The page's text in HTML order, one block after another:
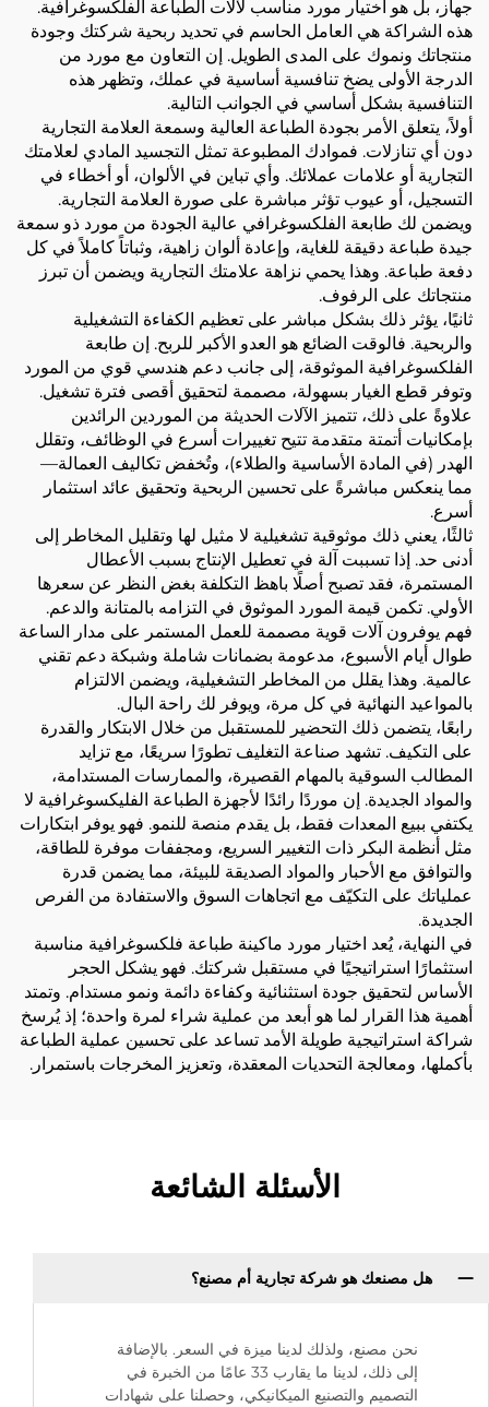
جهاز، بل هو اختيار مورد مناسب لآلات الطباعة الفلكسوغرافية.
هذه الشراكة هي العامل الحاسم في تحديد ربحية شركتك وجودة
منتجاتك ونموك على المدى الطويل. إن التعاون مع مورد من
الدرجة الأولى يضخ تنافسية أساسية في عملك، وتظهر هذه
التنافسية بشكل أساسي في الجوانب التالية.
أولاً، يتعلق الأمر بجودة الطباعة العالية وسمعة العلامة التجارية
دون أي تنازلات. فموادك المطبوعة تمثل التجسيد المادي لعلامتك
التجارية أو علامات عملائك. وأي تباين في الألوان، أو أخطاء في
التسجيل، أو عيوب تؤثر مباشرة على صورة العلامة التجارية.
ويضمن لك طابعة الفلكسوغرافي عالية الجودة من مورد ذو سمعة
جيدة طباعة دقيقة للغاية، وإعادة ألوان زاهية، وثباتاً كاملاً في كل
دفعة طباعة. وهذا يحمي نزاهة علامتك التجارية ويضمن أن تبرز
منتجاتك على الرفوف.
ثانيًا، يؤثر ذلك بشكل مباشر على تعظيم الكفاءة التشغيلية
والربحية. فالوقت الضائع هو العدو الأكبر للربح. إن طابعة
الفلكسوغرافية الموثوقة، إلى جانب دعم هندسي قوي من المورد
وتوفر قطع الغيار بسهولة، مصممة لتحقيق أقصى فترة تشغيل.
علاوةً على ذلك، تتميز الآلات الحديثة من الموردين الرائدين
بإمكانيات أتمتة متقدمة تتيح تغييرات أسرع في الوظائف، وتقلل
الهدر (في المادة الأساسية والطلاء)، وتُخفض تكاليف العمالة—
مما ينعكس مباشرةً على تحسين الربحية وتحقيق عائد استثمار
أسرع.
ثالثًا، يعني ذلك موثوقية تشغيلية لا مثيل لها وتقليل المخاطر إلى
أدنى حد. إذا تسببت آلة في تعطيل الإنتاج بسبب الأعطال
المستمرة، فقد تصبح أصلًا باهظ التكلفة بغض النظر عن سعرها
الأولي. تكمن قيمة المورد الموثوق في التزامه بالمتانة والدعم.
فهم يوفرون آلات قوية مصممة للعمل المستمر على مدار الساعة
طوال أيام الأسبوع، مدعومة بضمانات شاملة وشبكة دعم تقني
عالمية. وهذا يقلل من المخاطر التشغيلية، ويضمن الالتزام
بالمواعيد النهائية في كل مرة، ويوفر لك راحة البال.
رابعًا، يتضمن ذلك التحضير للمستقبل من خلال الابتكار والقدرة
على التكيف. تشهد صناعة التغليف تطورًا سريعًا، مع تزايد
المطالب السوقية بالمهام القصيرة، والممارسات المستدامة،
والمواد الجديدة. إن موردًا رائدًا لأجهزة الطباعة الفليكسوغرافية لا
يكتفي ببيع المعدات فقط، بل يقدم منصة للنمو. فهو يوفر ابتكارات
مثل أنظمة البكر ذات التغيير السريع، ومجففات موفرة للطاقة،
والتوافق مع الأحبار والمواد الصديقة للبيئة، مما يضمن قدرة
عملياتك على التكيّف مع اتجاهات السوق والاستفادة من الفرص
الجديدة.
في النهاية، يُعد اختيار مورد ماكينة طباعة فلكسوغرافية مناسبة
استثمارًا استراتيجيًا في مستقبل شركتك. فهو يشكل الحجر
الأساس لتحقيق جودة استثنائية وكفاءة دائمة ونمو مستدام. وتمتد
أهمية هذا القرار لما هو أبعد من عملية شراء لمرة واحدة؛ إذ يُرسخ
شراكة استراتيجية طويلة الأمد تساعد على تحسين عملية الطباعة
بأكملها، ومعالجة التحديات المعقدة، وتعزيز المخرجات باستمرار.
الأسئلة الشائعة
هل مصنعك هو شركة تجارية أم مصنع؟
نحن مصنع، ولذلك لدينا ميزة في السعر. بالإضافة
إلى ذلك، لدينا ما يقارب 33 عامًا من الخبرة في
التصميم والتصنيع الميكانيكي، وحصلنا على شهادات